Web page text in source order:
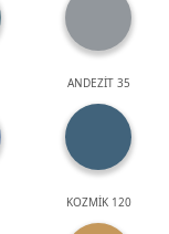
ANDEZİT 35
KOZMİK 120